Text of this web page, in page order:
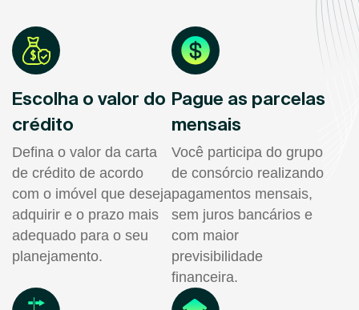
Escolha o valor do
crédito
Defina o valor da carta
de crédito de acordo
com o imóvel que deseja
adquirir e o prazo mais
adequado para o seu
planejamento.
Pague as parcelas
mensais
Você participa do grupo
de consórcio realizando
pagamentos mensais,
sem juros bancários e
com maior
previsibilidade
financeira.